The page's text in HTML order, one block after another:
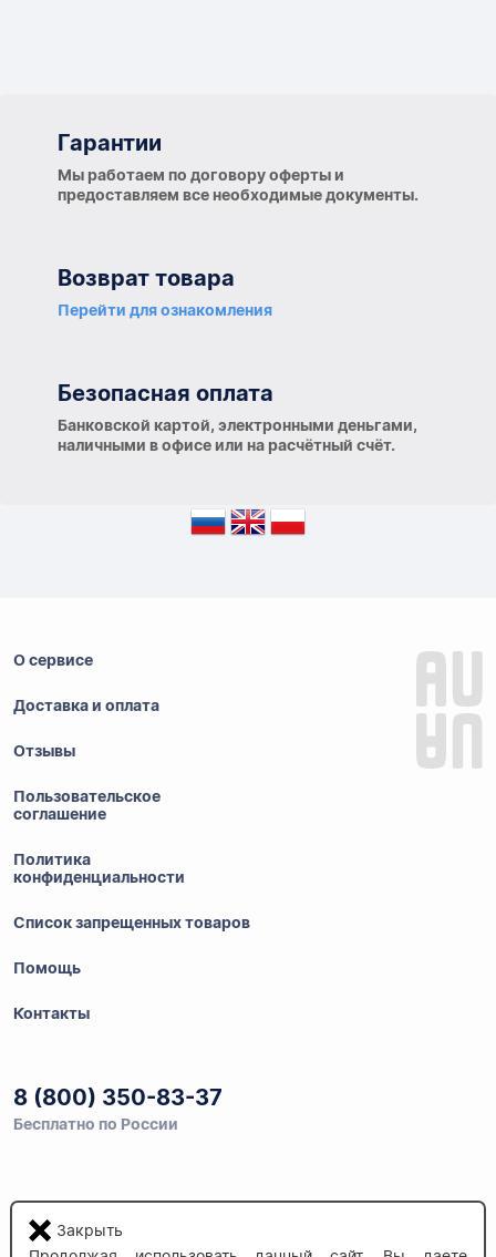
Гарантии
Мы работаем по договору оферты и
предоставляем все необходимые документы.
Возврат товара
Перейти для ознакомления
Безопасная оплата
Банковской картой, электронными деньгами,
наличными в офисе или на расчётный счёт.
О сервисе
Доставка и оплата
Отзывы
Пользовательское
соглашение
Политика
конфиденциальности
Список запрещенных товаров
Помощь
Контакты
8 (800) 350-83-37
Бесплатно по России
Напишите нам
info@auau.market
Закрыть